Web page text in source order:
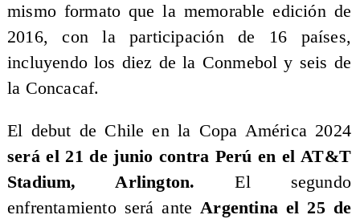
mismo formato que la memorable edición de
2016, con la participación de 16 países,
incluyendo los diez de la Conmebol y seis de
la Concacaf.
El debut de Chile en la Copa América 2024
será el 21 de junio contra Perú en el AT&T
Stadium, Arlington. El segundo
enfrentamiento será anteArgentina el 25 de